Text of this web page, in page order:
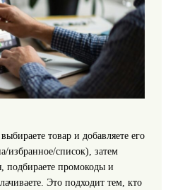
товар и добавляете его
избранное/список), затем
подбираете промокоды и
Это подходит тем, кто